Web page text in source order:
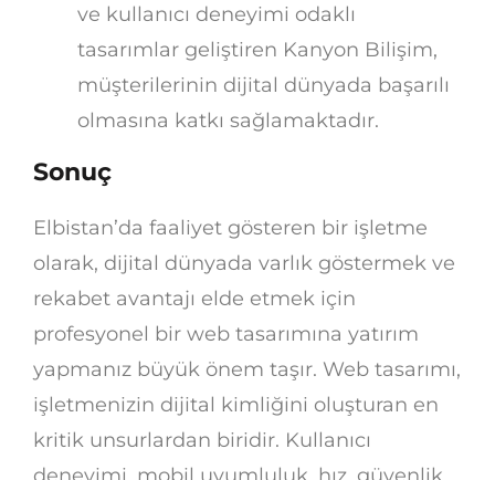
ve kullanıcı deneyimi odaklı
tasarımlar geliştiren Kanyon Bilişim,
müşterilerinin dijital dünyada başarılı
olmasına katkı sağlamaktadır.
Sonuç
Elbistan’da faaliyet gösteren bir işletme
olarak, dijital dünyada varlık göstermek ve
rekabet avantajı elde etmek için
profesyonel bir web tasarımına yatırım
yapmanız büyük önem taşır. Web tasarımı,
işletmenizin dijital kimliğini oluşturan en
kritik unsurlardan biridir. Kullanıcı